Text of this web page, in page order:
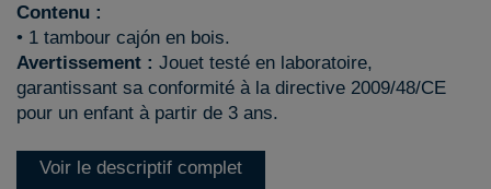
Contenu :
• 1 tambour cajón en bois.
Avertissement : Jouet testé en laboratoire,
garantissant sa conformité à la directive 2009/48/CE
pour un enfant à partir de 3 ans.
Voir le descriptif complet